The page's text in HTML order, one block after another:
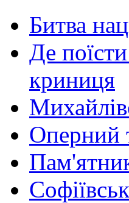
Битва
Де
криниця
Оперний